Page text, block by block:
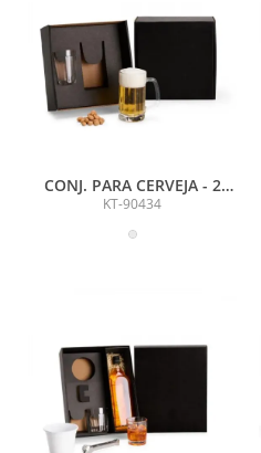
CONJ. PARA CERVEJA - 2
PÇS
KT-90434